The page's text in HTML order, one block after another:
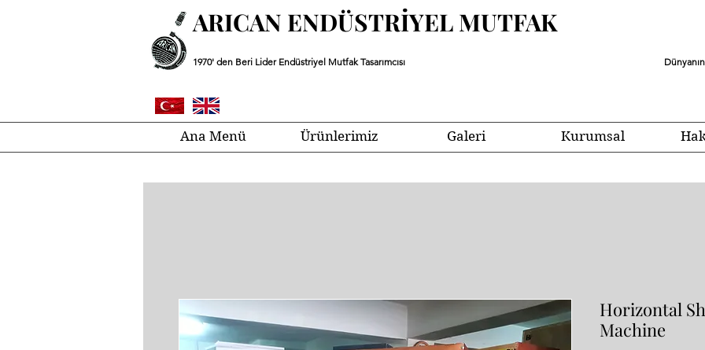
ARICAN ENDÜSTRİYEL MUTFAK
1970' den Beri Lider Endüstriyel Mutfak Tasarımcısı
Ana Menü Ürünlerimiz Galeri Kurumsal
Horizontal
Machine